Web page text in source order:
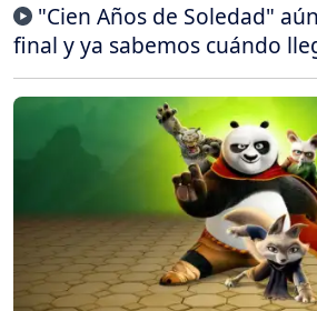
"Cien Años de Soledad"
final y ya sabemos cuándo